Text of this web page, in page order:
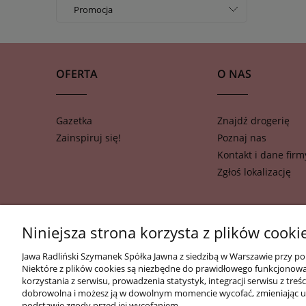
Promocja
OFERTA
Gazetka
Zainspiruj się!
O NAS
Znajdź drogerię
Poznaj nas
Kontakt i dane
Zgłoś lokalizację
Niniejsza strona korzysta z plików
Jawa Radliński Szymanek Spółka Jawna z siedzibą w Warszawie
Niektóre z plików cookies są niezbędne do prawidłowego
korzystania z serwisu, prowadzenia statystyk, integracji serwisu z
dobrowolna i możesz ją w dowolnym momencie wycofać, zmieniając